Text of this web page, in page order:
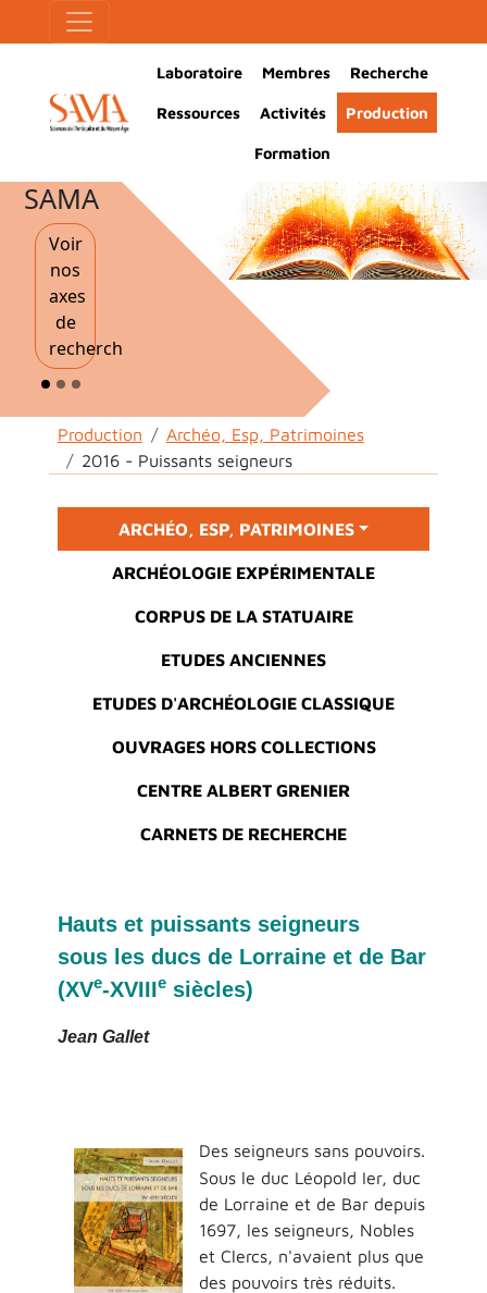
Aller au contenu principal
Main Navigation
Laboratoire Membres Recherche
Ressources Activités Production
Formation
SAMA
Voir
nos
axes
de
recherche
Fil d'Ariane
Production
Archéo, Esp, Patrimoines
2016 - Puissants seigneurs
Main menu
ARCHÉO, ESP, PATRIMOINES
ARCHÉOLOGIE EXPÉRIMENTALE
CORPUS DE LA STATUAIRE
ETUDES ANCIENNES
ETUDES D'ARCHÉOLOGIE CLASSIQUE
OUVRAGES HORS COLLECTIONS
CENTRE ALBERT GRENIER
CARNETS DE RECHERCHE
Hauts et puissants seigneurs
sous les ducs de Lorraine et de Bar
(XVe-XVIIIesiècles)
Jean Gallet
Des seigneurs sans pouvoirs.
Sous le duc Léopold Ier, duc
de Lorraine et de Bar depuis
1697, les seigneurs, Nobles
et Clercs, n'avaient plus que
des pouvoirs très réduits.
Panneau de gestion des cookies